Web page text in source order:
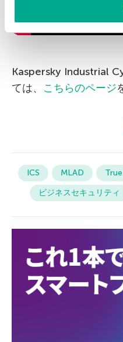
Kaspersky Industrial
ては、 こちらのページ
ICS MLAD
ビジネスセキュリティ